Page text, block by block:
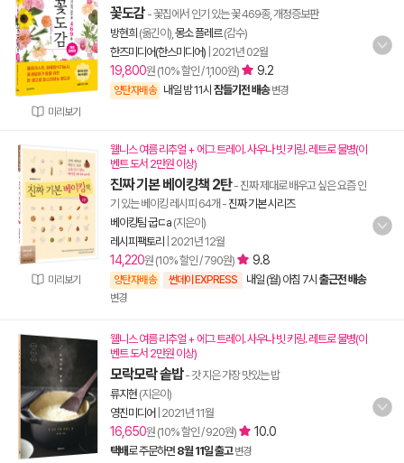
미리보기
꽃도감 - 꽃집에서 인기 있는 꽃 469종, 개정증보판
방현희 (옮긴이), 몽소 플레르(감수)
한즈미디어(한스미디어) 2021년 02월
19,800원 (10% 할인 / 1,100원) 9.2
양탄자배송 내일 밤 11시 잠들기전 배송 변경
미리보기
웰니스 여름 리추얼 + 에그 트레이. 사우나 빗 키링. 레트로 물병(이
벤트 도서 2만원 이상)
진짜 기본 베이킹책 2탄- 진짜 제대로 배우고 싶은 요즘 인
기 있는 베이킹 레시피 64개 - 진짜 기본 시리즈
베이킹팀 굽ㄷa (지은이)
레시피팩토리
2021년 12월
14,220원 (10% 할인 / 790원) 9.8
양탄자배송 썬데이 EXPRESS 내일 (월) 아침 7시 출근전 배송
변경
웰니스 여름 리추얼 + 에그 트레이. 사우나 빗 키링. 레트로 물병(이
벤트 도서 2만원 이상)
모락모락 솥밥- 갓 지은 가장 맛있는 밥
류지현 (지은이)
영진미디어 2021년 11월
16,650원 (10% 할인 / 920원) 10.0
택배로 주문하면 8월 11일 출고 변경